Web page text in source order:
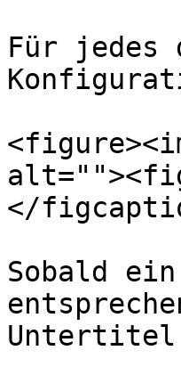
Für
</
Sobald
Untertitel